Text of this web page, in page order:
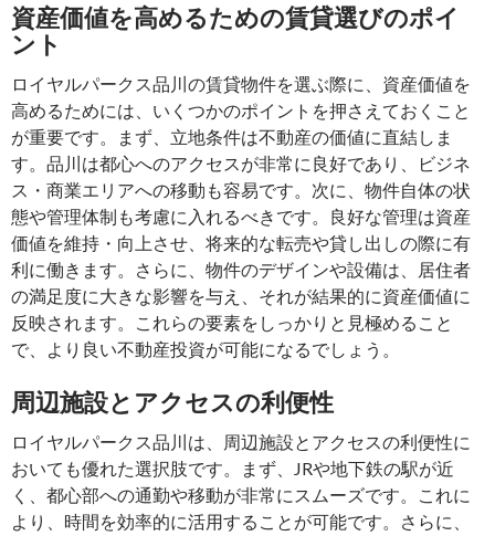
資産価値を高めるための賃貸選びのポイ
ント
ロイヤルパークス品川の賃貸物件を選ぶ際に、資産価値を
高めるためには、いくつかのポイントを押さえておくこと
が重要です。まず、立地条件は不動産の価値に直結しま
す。品川は都心へのアクセスが非常に良好であり、ビジネ
ス・商業エリアへの移動も容易です。次に、物件自体の状
態や管理体制も考慮に入れるべきです。良好な管理は資産
価値を維持・向上させ、将来的な転売や貸し出しの際に有
利に働きます。さらに、物件のデザインや設備は、居住者
の満足度に大きな影響を与え、それが結果的に資産価値に
反映されます。これらの要素をしっかりと見極めること
で、より良い不動産投資が可能になるでしょう。
周辺施設とアクセスの利便性
ロイヤルパークス品川は、周辺施設とアクセスの利便性に
おいても優れた選択肢です。まず、JRや地下鉄の駅が近
く、都心部への通勤や移動が非常にスムーズです。これに
より、時間を効率的に活用することが可能です。さらに、